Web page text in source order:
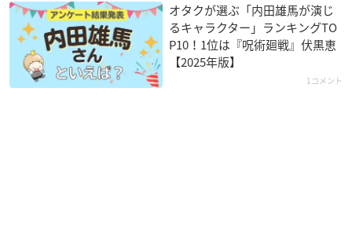
オタクが選ぶ「内田雄馬が演じ
るキャラクター」ランキングTO
P10！1位は『呪術廻戦』伏黒恵
【2025年版】
1コメント